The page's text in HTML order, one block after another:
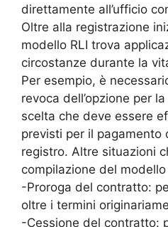
direttamente all’ufficio
Oltre alla registrazione
modello RLI trova
circostanze durante la
Per esempio, è
revoca dell’opzione per
scelta che deve essere
previsti per il pagamento
registro. Altre situazioni
compilazione del
-Proroga del contratto:
oltre i termini
-Cessione del contratto: